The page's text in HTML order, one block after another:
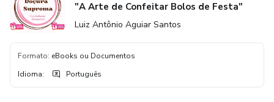
"A Arte de Confeitar Bolos de Festa"
Luiz Antônio Aguiar Santos
Formato: eBooks ou Documentos
Idioma: Português